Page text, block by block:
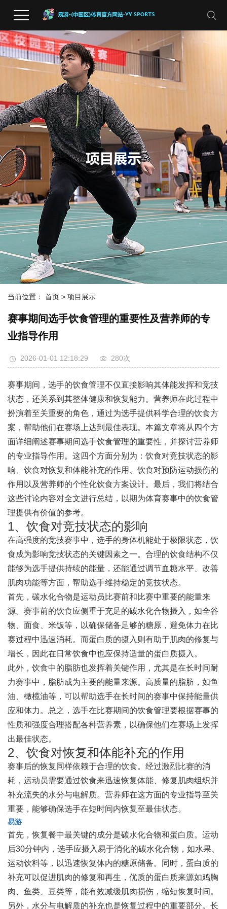
当前位置： 首页 > 项目展示
赛事期间选手饮食管理的重要性及营养师的专
业指导作用
2026-01-01 12:18:29 280次
赛事期间，选手的饮食管理不仅直接影响其体能发挥和竞技
状态，还关系到其整体健康和恢复能力。营养师在此过程中
扮演着至关重要的角色，通过为选手提供科学合理的饮食方
案，帮助他们在赛场上达到最佳表现。本篇文章将从四个方
面详细阐述赛事期间选手饮食管理的重要性，并探讨营养师
的专业指导作用。这四个方面分别为：饮食对竞技状态的影
响、饮食对恢复和体能补充的作用、饮食对预防运动损伤的
作用以及营养师的个性化饮食方案设计。最后，我们将结合
这些讨论内容对全文进行总结，以期为体育赛事中的饮食管
理提供有价值的参考。
1、饮食对竞技状态的影响
在高强度的竞技赛事中，选手的身体机能处于极限状态，饮
食成为影响竞技状态的关键因素之一。合理的饮食结构不仅
能够为选手提供持续的能量，还能通过调节血糖水平、改善
肌肉功能等方面，帮助选手维持稳定的竞技状态。
首先，碳水化合物是运动员比赛前和比赛中重要的能量来
源。赛事前的饮食应侧重于充足的碳水化合物摄入，如全谷
物、面食、米饭等，以确保储备足够的糖原，避免体力在比
赛过程中迅速消耗。而蛋白质的摄入则有助于肌肉的修复与
增长，因此在日常饮食中也应保持适量的蛋白质摄入。
此外，饮食中的脂肪也发挥着关键作用，尤其是在长时间耐
力赛事中，脂肪成为主要的能量来源。高质量的脂肪，如鱼
油、橄榄油等，可以帮助选手在长时间的赛事中保持能量供
应和体力。总之，选手在比赛期间的饮食管理要根据赛事的
性质和强度合理搭配各种营养素，以确保他们在赛场上发挥
出最佳状态。
2、饮食对恢复和体能补充的作用
赛事后的恢复同样依赖于合理的饮食。经过激烈比赛的消
耗，运动员需要通过饮食来迅速恢复体能、修复肌肉组织并
补充流失的水分与电解质。营养师在这方面的专业指导至关
重要，能够确保选手在短时间内恢复至最佳状态。
易游
首先，恢复餐中最关键的成分是碳水化合物和蛋白质。运动
后30分钟内，选手应摄入易于消化的碳水化合物，如水果、
运动饮料等，以迅速恢复体内的糖原储备。同时，蛋白质的
补充可以促进肌肉的修复和再生，优质的蛋白质来源如鸡胸
肉、鱼类、豆类等，能有效减缓肌肉损伤，缩短恢复时间。
另外，水分与电解质的补充也是恢复过程中的重要部分。长